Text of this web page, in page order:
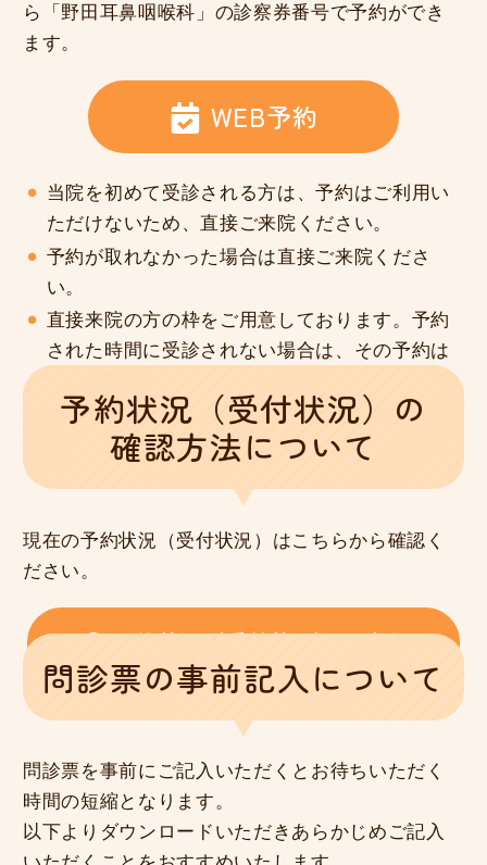
ら「野田耳鼻咽喉科」の診察券番号で予約ができ
ます。
WEB予約
当院を初めて受診される方は、予約はご利用い
ただけないため、直接ご来院ください。
予約が取れなかった場合は直接ご来院くださ
い。
直接来院の方の枠をご用意しております。予約
された時間に受診されない場合は、その予約は
予約状況（受付状況）の
確認方法について
現在の予約状況（受付状況）はこちらから確認く
ださい。
予約状況（受付状況）の確認
問診票の事前記入について
問診票を事前にご記入いただくとお待ちいただく
時間の短縮となります。
以下よりダウンロードいただきあらかじめご記入